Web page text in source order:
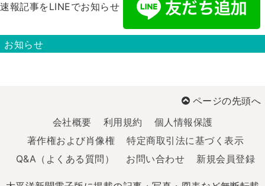
速報記事をLINEでお知らせ
お知らせ
ページの先頭へ
会社概要
利用規約
個人情報保護
著作権および肖像権
特定商取引法に基づく表示
Q&A（よくある質問）
お問い合わせ 新規会員登録